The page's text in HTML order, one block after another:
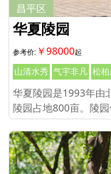
昌平区
华夏陵园
￥98000
山清水秀 气宇非凡 松
华夏陵园是1993年由
陵园占地800亩。陵
平元宝山下。